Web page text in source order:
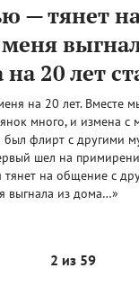
— тянет
на 20 лет
на 20 лет. Вместе
много, и измена с
был флирт с другими
шел на
тянет на общение с
выгнала из дома…»
2 из 59